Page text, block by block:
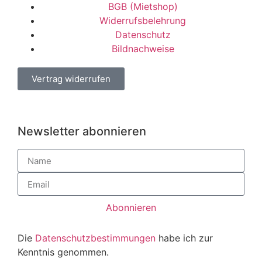
BGB (Mietshop)
Widerrufsbelehrung
Datenschutz
Bildnachweise
Vertrag widerrufen
Newsletter abonnieren
Abonnieren
Die Datenschutzbestimmungen habe ich zur
Kenntnis genommen.